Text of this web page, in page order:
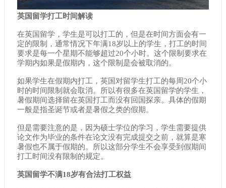
英国留学打工时间解读
在英国留学，学生是可以打工的，但是在时间方面会有一
定的限制，通常情况下年满18岁以上的学生，打工的时间
要求是每一个星期不能够超过20个小时。这个限制要求在
学期内如果是假期内，这个限制是会被取消的。
如果学生在假期内打工，英国对留学生打工的每周20个小
时的时间限制就会取消。所以有很多在英国留学的学生，
暑假期间选择留在英国打工而没有回国探亲。具体的假期
一般是指圣诞节或者是暑假之类的假期。
但是需要注意的是，因为硕士学位的学习，学生需要提供
论文作为毕业的条件在论文没有完成提交之前，就算是寒
暑假也不属于假期的。所以这部分学生不会享受到假期间
打工时间没有限制的规定。
英国留学不满18岁有合法打工权益